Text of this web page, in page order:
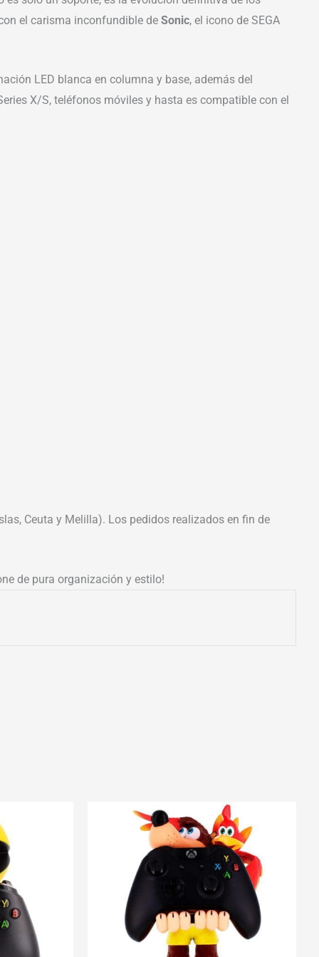
el carisma inconfundible de Sonic, el icono de SEGA
LED blanca en columna y base, además del
X/S, teléfonos móviles y hasta es compatible con el
Ceuta y Melilla). Los pedidos realizados en fin de
de pura organización y estilo!